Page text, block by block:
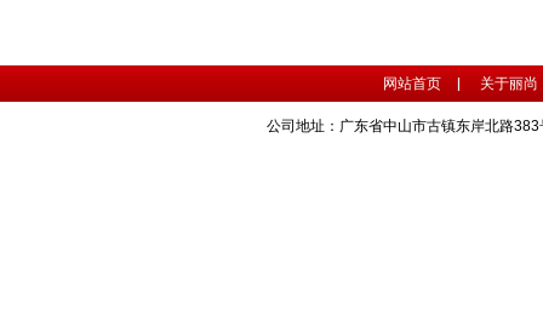
网站首页 关于丽尚
公司地址：广东省中山市古镇东岸北路